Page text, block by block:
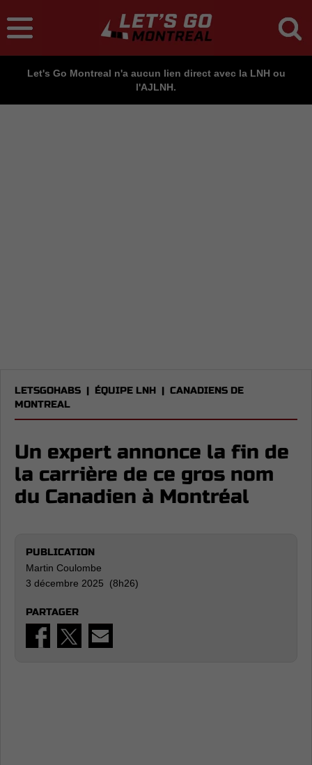
Let's Go Montreal n'a aucun lien direct avec la LNH ou
l'AJLNH.
LETSGOHABS | ÉQUIPE LNH | CANADIENS DE
MONTREAL
Un expert annonce la fin de
la carrière de ce gros nom
du Canadien à Montréal
PUBLICATION
Martin Coulombe
3 décembre 2025 (8h26)
PARTAGER